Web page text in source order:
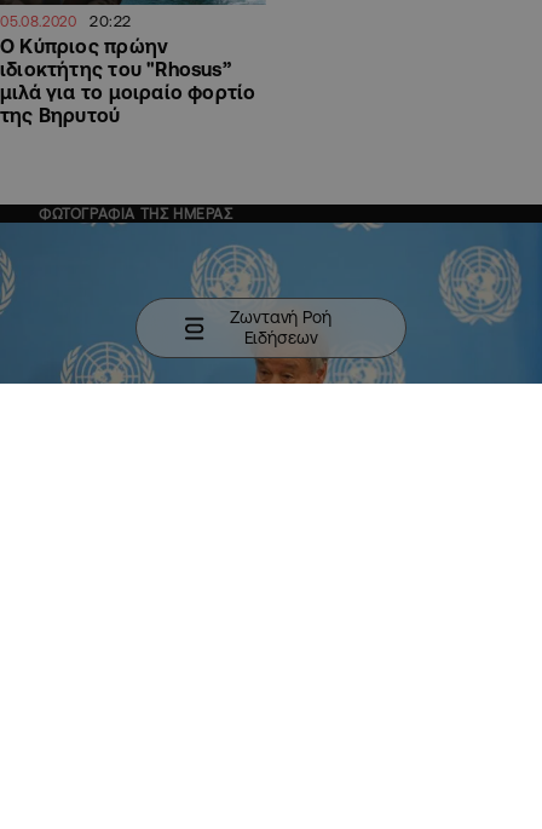
05.08.2020 20:22
Ο Κύπριος πρώην
ιδιοκτήτης του "Rhosus”
μιλά για το μοιραίο φορτίο
της Βηρυτού
ΦΩΤΟΓΡΑΦΙΑ ΤΗΣ ΗΜΕΡΑΣ
Ζωντανή Ροή
Ειδήσεων